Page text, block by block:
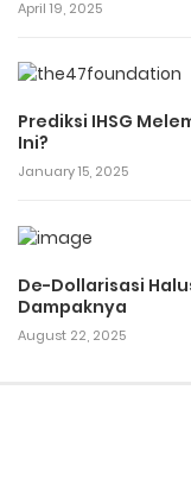
April 19, 2025
Prediksi IHSG
Ini?
January 15, 2025
De-Dollarisasi
Dampaknya
August 22, 2025